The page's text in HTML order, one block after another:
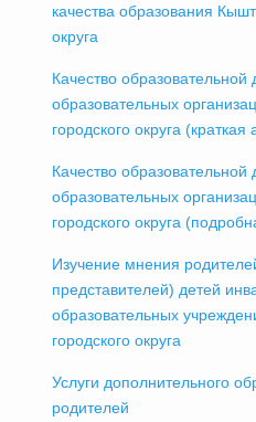
качества образования
округа
Качество образовательной
образовательных
городского округа (краткая
Качество образовательной
образовательных
городского округа
Изучение мнения
представителей) детей
образовательных
городского округа
Услуги дополнительного
родителей